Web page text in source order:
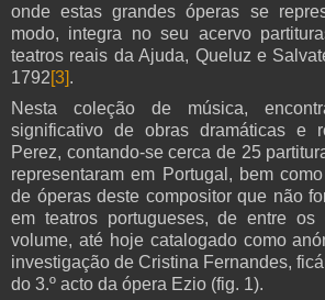
onde estas grandes óperas se
modo, integra no seu acervo
teatros reais da Ajuda, Queluz e
1792[3].
Nesta coleção de música,
significativo de obras dramáticas e
Perez, contando-se cerca de 25
representaram em Portugal, bem
de óperas deste compositor que não
em teatros portugueses, de entre
volume, até hoje catalogado como
investigação de Cristina Fernandes,
do 3.º acto da ópera Ezio (fig. 1).